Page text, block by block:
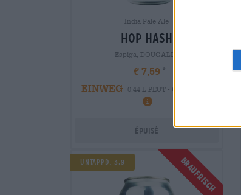
India Pale Ale
hop hash
Espiga, DOUGALLS
€ 7,59
EINWEG
0,44 L PEUT - € 17,25 / LTR
Épuisé
Braufrisch
Untappd: 3,9